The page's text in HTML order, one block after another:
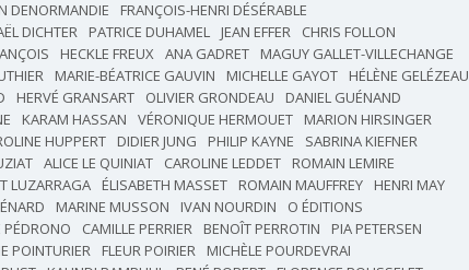
DENORMANDIE
FRANÇOIS-HENRI DÉSÉRABLE
DICHTER PATRICE DUHAMEL JEAN EFFER
CHRIS FOLLON
HECKLE FREUX ANA GADRET
MAGUY GALLET-VILLECHANGE
MARIE-BÉATRICE GAUVIN MICHELLE GAYOT
HÉLÈNE GELÉZEAU
HERVÉ GRANSART OLIVIER GRONDEAU
DANIEL GUÉNAND
KARAM HASSAN VÉRONIQUE HERMOUET
MARION HIRSINGER
HUPPERT DIDIER JUNG PHILIP KAYNE
SABRINA KIEFNER
ALICE LE QUINIAT CAROLINE LEDDET
ROMAIN LEMIRE
LUZARRAGA ÉLISABETH MASSET ROMAIN MAUFFREY
HENRI MAY
MARINE MUSSON IVAN NOURDIN
O ÉDITIONS
CAMILLE PERRIER BENOÎT PERROTIN
PIA PETERSEN
POINTURIER FLEUR POIRIER
MICHÈLE POURDEVRAI